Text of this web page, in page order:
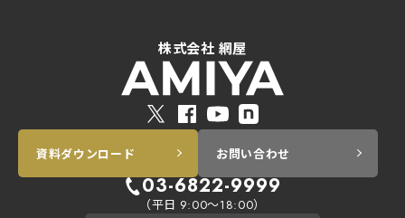
株式会社 網屋
資料ダウンロード お問い合わせ
03-6822-9999
（平日 9:00～18:00）